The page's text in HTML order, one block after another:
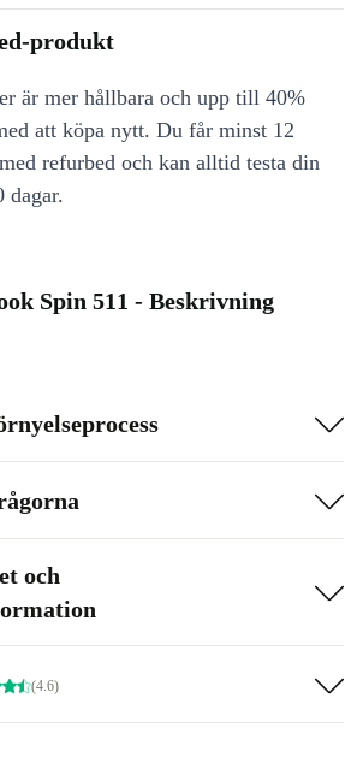
produkt
är mer hållbara och upp till 40%
att köpa nytt. Du får minst 12
refurbed och kan alltid testa din
dagar.
Spin 511 - Beskrivning
och
(4.6)